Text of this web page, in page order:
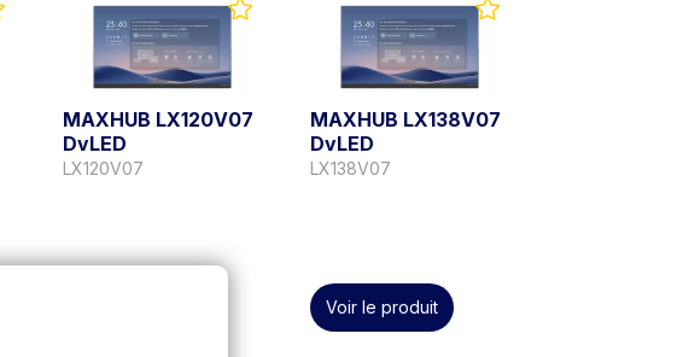
MAXHUB LX120V07
DvLED
LX120V07
MAXHUB LX138V07
DvLED
LX138V07
Voir le produit